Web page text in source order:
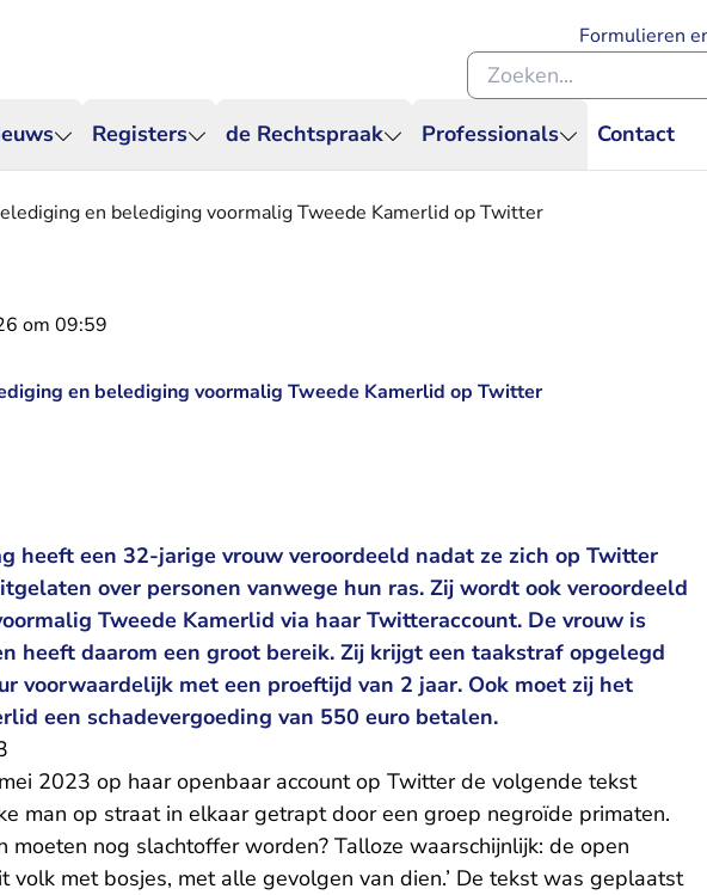
Registers de Rechtspraak Professionals Contact
Formulieren
Zoeken binnen de
en belediging voormalig Tweede Kamerlid op Twitter
om 09:59
en belediging voormalig Tweede Kamerlid op Twitter
heeft een 32-jarige vrouw veroordeeld nadat ze zich op Twitter
over personen vanwege hun ras. Zij wordt ook veroordeeld
Tweede Kamerlid via haar Twitteraccount. De vrouw is
heeft daarom een groot bereik. Zij krijgt een taakstraf opgelegd
voorwaardelijk met een proeftijd van 2 jaar. Ook moet zij het
een schadevergoeding van 550 euro betalen.
2023 op haar openbaar account op Twitter de volgende tekst
man op straat in elkaar getrapt door een groep negroïde primaten.
moeten nog slachtoffer worden? Talloze waarschijnlijk: de open
met bosjes, met alle gevolgen van dien.’ De tekst was geplaatst